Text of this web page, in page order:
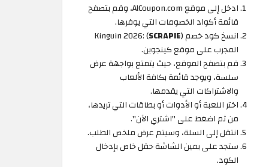
ادخل إلى موقع AlCoupon.com، وقم بتصفح
قائمة أكواد الخصومات التي يوفرها.
انسخ كود خصم Kinguin 2026: ( SCRAPIE)
المجرب على موقع كينجوين.
قم بتصفح الموقع، حيث يتمتع بواجهة عرض
سلسة، ويوجد قائمة بكافة الألعاب
والاشتراكات التي يقدمها.
اختر اللعبة أو الأدوات أو بطاقات التي تريدها،
من ثم اضغط على "اشتري الآن".
انتقل إلى السلة، وسيتم عرض ملخص الطلب.
ستجد على يمين الشاشة حقل خاص بإدخال
الكود.